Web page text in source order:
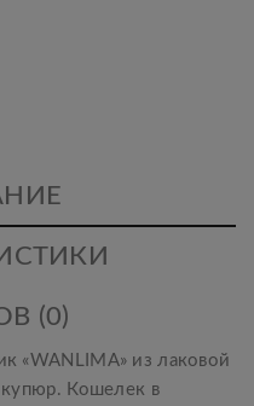
(0)
«WANLIMA» из лаковой
Кошелек в